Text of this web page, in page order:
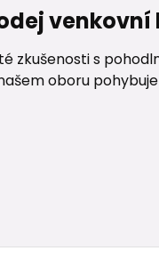
zkušenosti s
oboru